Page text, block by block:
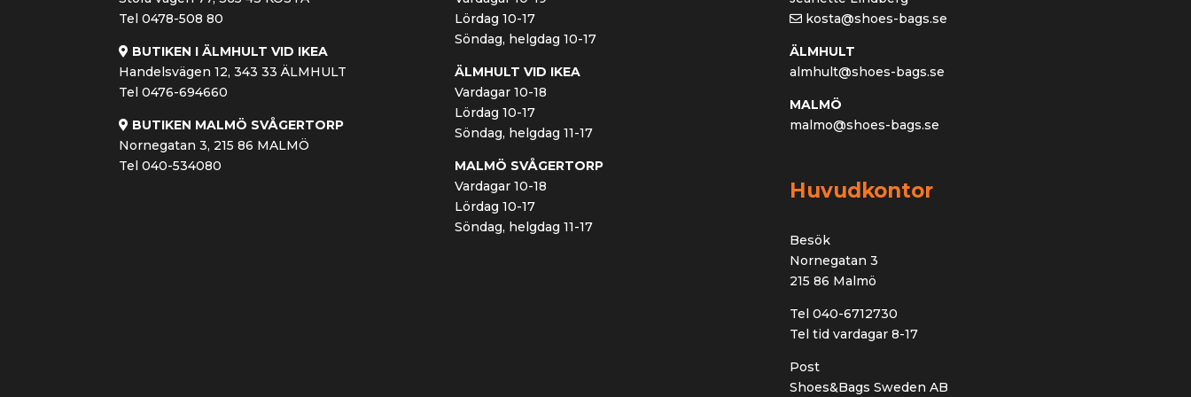
Tel 0478-508 80
BUTIKEN I ÄLMHULT VID IKEA
Handelsvägen 12, 343 33 ÄLMHULT
Tel 0476-694660
BUTIKEN MALMÖ SVÅGERTORP
Nornegatan 3, 215 86 MALMÖ
Tel 040-534080
Lördag 10-17
Söndag, helgdag 10-17
ÄLMHULT VID IKEA
Vardagar 10-18
Lördag 10-17
Söndag, helgdag 11-17
MALMÖ SVÅGERTORP
Vardagar 10-18
Lördag 10-17
Söndag, helgdag 11-17
kosta@shoes-bags.se
ÄLMHULT
almhult@shoes-bags.se
MALMÖ
malmo@shoes-bags.se
Huvudkontor
Besök
Nornegatan 3
215 86 Malmö
Tel 040-6712730
Tel tid vardagar 8-17
Post
Shoes&Bags Sweden AB